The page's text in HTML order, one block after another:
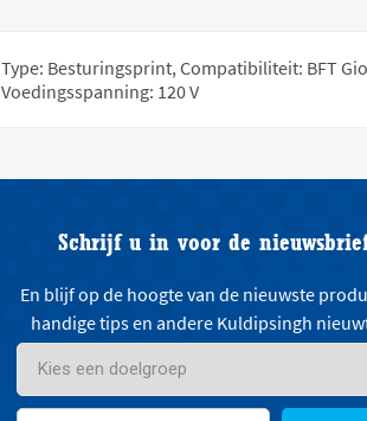
Type: Besturingsprint, Compatibiliteit: BFT
Voedingsspanning: 120 V
Schrijf u in voor de
En blijf op de hoogte van de nieuwste
handige tips en andere Kuldipsingh